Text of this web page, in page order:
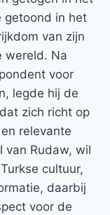
getoond in het
van zijn
wereld. Na
voor
legde hij de
zich richt op
relevante
van Rudaw, wil
cultuur,
daarbij
voor de